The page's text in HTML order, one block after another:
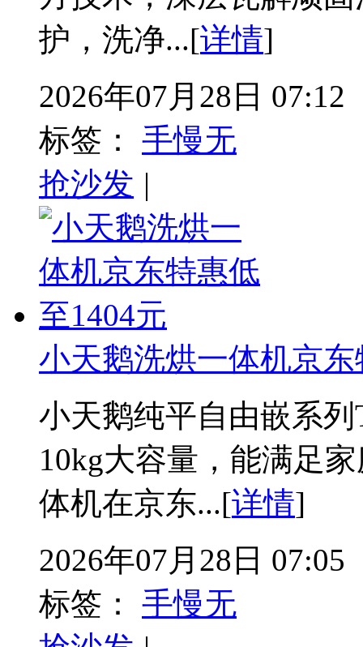
护，洗净...[详情]
2026年07月28日 07:12
标签：
手慢无
抢沙发 |
小天鹅洗烘一体机京
小天鹅纯平自由嵌系
10kg大容量，能满足
体机在京东...[详情]
2026年07月28日 07:05
标签：
手慢无